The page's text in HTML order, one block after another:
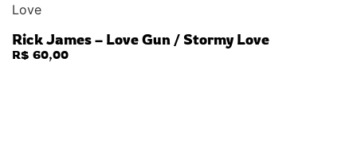
Love
Rick James – Love Gun / Stormy Love
R$ 60,00